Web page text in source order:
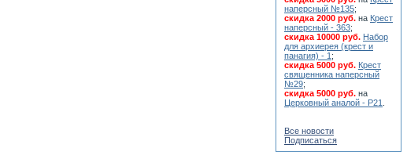
наперсный №135;
скидка 2000 руб. на Крест
наперсный - 363;
скидка 10000 руб. Набор
для архиерея (крест и
панагия) - 1 ;
скидка 5000 руб. Крест
священника наперсный
№29;
скидка 5000 руб. на
Церковный аналой - Р21
Все новости
Подписаться